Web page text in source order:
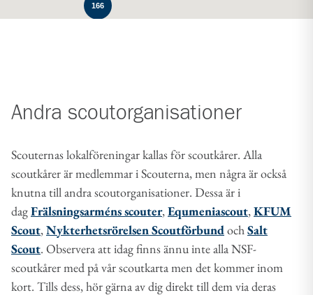
166
Andra scoutorganisationer
Scouternas lokalföreningar kallas för scoutkårer. Alla
scoutkårer är medlemmar i Scouterna, men några är också
knutna till andra scoutorganisationer. Dessa är i
dagFrälsningsarméns scouter,Equmeniascout,KFUM
Scout,Nykterhetsrörelsen ScoutförbundochSalt
Scout. Observera att idag finns ännu inte alla NSF-
scoutkårer med på vår scoutkarta men det kommer inom
kort. Tills dess, hör gärna av dig direkt till dem via deras